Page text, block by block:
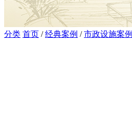
分类 首页 /经典案例 /市政设施案例